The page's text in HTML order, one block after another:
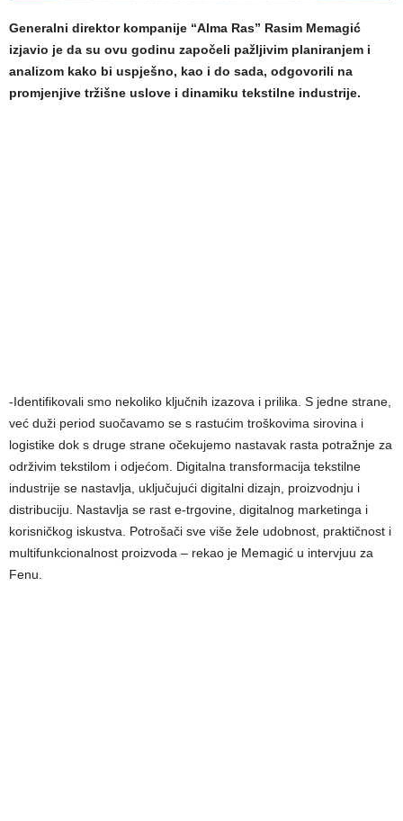
Generalni direktor kompanije “Alma Ras” Rasim Memagić
izjavio je da su ovu godinu započeli pažljivim planiranjem i
analizom kako bi uspješno, kao i do sada, odgovorili na
promjenjive tržišne uslove i dinamiku tekstilne industrije.
-Identifikovali smo nekoliko ključnih izazova i prilika. S jedne strane,
već duži period suočavamo se s rastućim troškovima sirovina i
logistike dok s druge strane očekujemo nastavak rasta potražnje za
održivim tekstilom i odjećom. Digitalna transformacija tekstilne
industrije se nastavlja, uključujući digitalni dizajn, proizvodnju i
distribuciju. Nastavlja se rast e-trgovine, digitalnog marketinga i
korisničkog iskustva. Potrošači sve više žele udobnost, praktičnost i
multifunkcionalnost proizvoda – rekao je Memagić u intervjuu za
Fenu.